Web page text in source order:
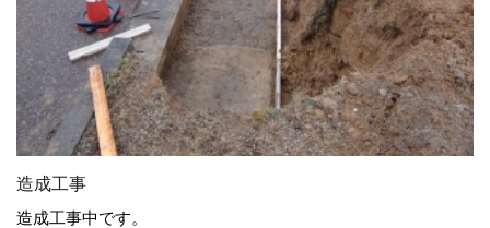
造成工事
造成工事中です。